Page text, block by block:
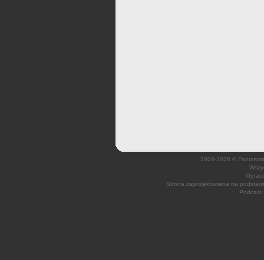
2008-2026 ©
Strona zaprojektowana na
Podcast